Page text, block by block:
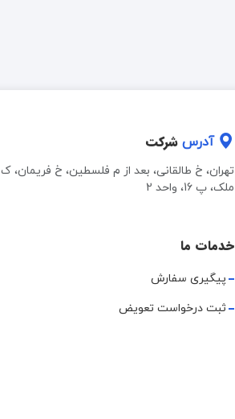
آدرس شرکت
تهران، خ طالقانی، بعد از م فلسطین، خ فریمان، ک
ملک، پ 16، واحد 2
خدمات ما
پیگیری سفارش
ثبت درخواست تعویض